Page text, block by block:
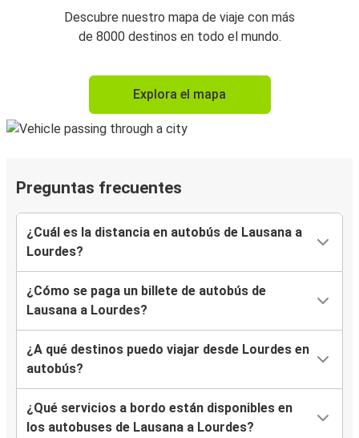
Descubre nuestro mapa de viaje con más
de 8000 destinos en todo el mundo.
Explora el mapa
Preguntas frecuentes
¿Cuál es la distancia en autobús de Lausana a
Lourdes?
¿Cómo se paga un billete de autobús de
Lausana a Lourdes?
¿A qué destinos puedo viajar desde Lourdes en
autobús?
¿Qué servicios a bordo están disponibles en
los autobuses de Lausana a Lourdes?